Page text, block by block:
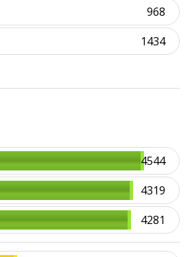
968
1434
4544
4319
4281